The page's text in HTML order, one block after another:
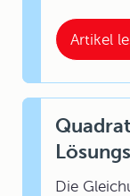
Artikel
Die